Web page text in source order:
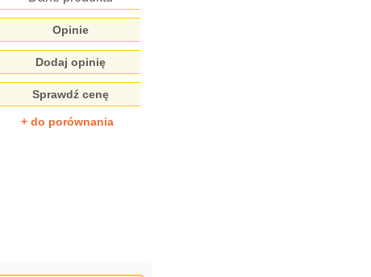
Opinie
Dodaj opinię
Sprawdź cenę
+ do porównania